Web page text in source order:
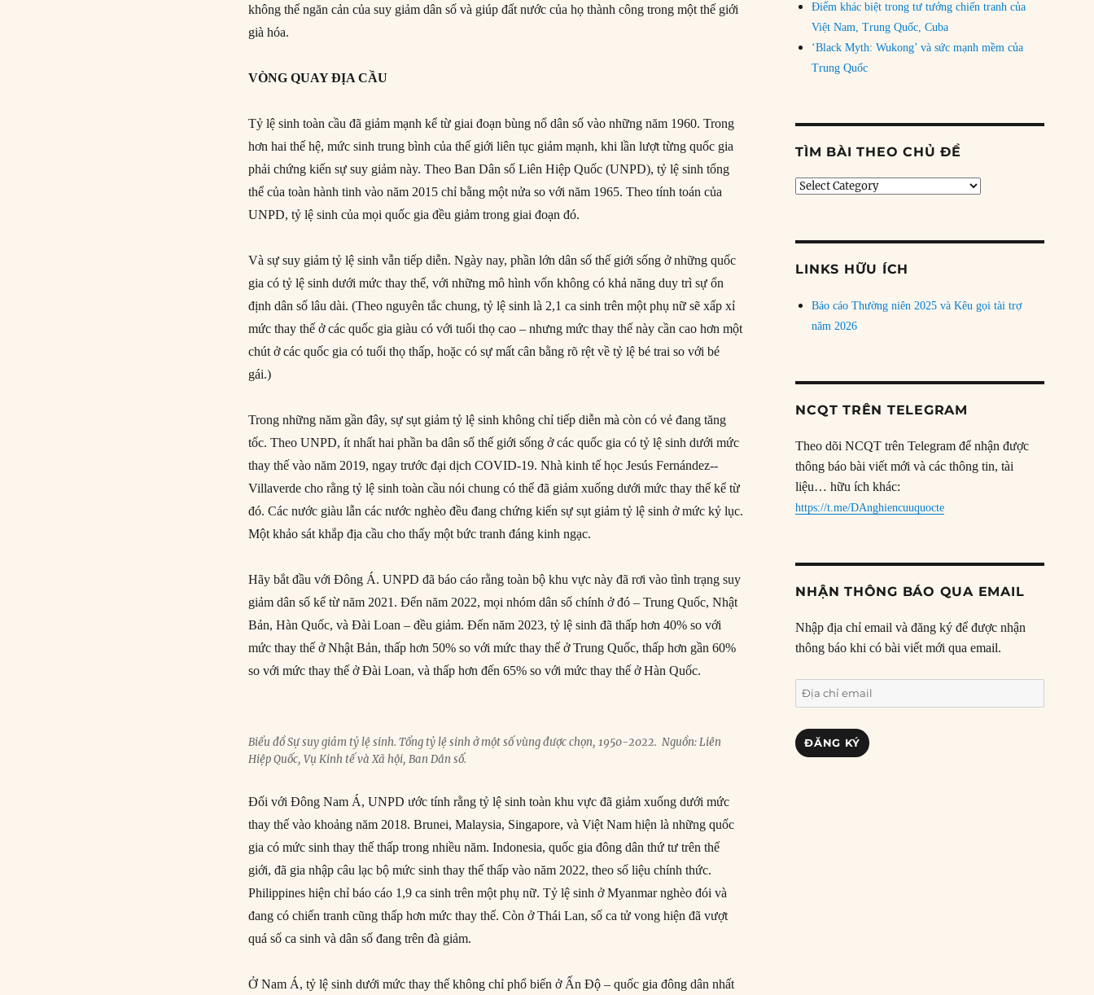
không thể ngăn cản của suy giảm dân số và giúp đất nước của họ thành công trong một thế giới
già hóa.
VÒNG QUAY ĐỊA CẦU
Tỷ lệ sinh toàn cầu đã giảm mạnh kể từ giai đoạn bùng nổ dân số vào những năm 1960. Trong
hơn hai thế hệ, mức sinh trung bình của thế giới liên tục giảm mạnh, khi lần lượt từng quốc gia
phải chứng kiến sự suy giảm này. Theo Ban Dân số Liên Hiệp Quốc (UNPD), tỷ lệ sinh tổng
thể của toàn hành tinh vào năm 2015 chỉ bằng một nửa so với năm 1965. Theo tính toán của
UNPD, tỷ lệ sinh của mọi quốc gia đều giảm trong giai đoạn đó.
Và sự suy giảm tỷ lệ sinh vẫn tiếp diễn. Ngày nay, phần lớn dân số thế giới sống ở những quốc
gia có tỷ lệ sinh dưới mức thay thế, với những mô hình vốn không có khả năng duy trì sự ổn
định dân số lâu dài. (Theo nguyên tắc chung, tỷ lệ sinh là 2,1 ca sinh trên một phụ nữ sẽ xấp xỉ
mức thay thế ở các quốc gia giàu có với tuổi thọ cao – nhưng mức thay thế này cần cao hơn một
chút ở các quốc gia có tuổi thọ thấp, hoặc có sự mất cân bằng rõ rệt về tỷ lệ bé trai so với bé
gái.)
Trong những năm gần đây, sự sụt giảm tỷ lệ sinh không chỉ tiếp diễn mà còn có vẻ đang tăng
tốc. Theo UNPD, ít nhất hai phần ba dân số thế giới sống ở các quốc gia có tỷ lệ sinh dưới mức
thay thế vào năm 2019, ngay trước đại dịch COVID-19. Nhà kinh tế học Jesús Fernández-­
Villaverde cho rằng tỷ lệ sinh toàn cầu nói chung có thể đã giảm xuống dưới mức thay thế kể từ
đó. Các nước giàu lẫn các nước nghèo đều đang chứng kiến sự sụt giảm tỷ lệ sinh ở mức kỷ lục.
Một khảo sát khắp địa cầu cho thấy một bức tranh đáng kinh ngạc.
Hãy bắt đầu với Đông Á. UNPD đã báo cáo rằng toàn bộ khu vực này đã rơi vào tình trạng suy
giảm dân số kể từ năm 2021. Đến năm 2022, mọi nhóm dân số chính ở đó – Trung Quốc, Nhật
Bản, Hàn Quốc, và Đài Loan – đều giảm. Đến năm 2023, tỷ lệ sinh đã thấp hơn 40% so với
mức thay thế ở Nhật Bản, thấp hơn 50% so với mức thay thế ở Trung Quốc, thấp hơn gần 60%
so với mức thay thế ở Đài Loan, và thấp hơn đến 65% so với mức thay thế ở Hàn Quốc.
Biểu đồ Sự suy giảm tỷ lệ sinh. Tổng tỷ lệ sinh ở một số vùng được chọn, 1950-2022. Nguồn: Liên
Hiệp Quốc, Vụ Kinh tế và Xã hội, Ban Dân số.
Đối với Đông Nam Á, UNPD ước tính rằng tỷ lệ sinh toàn khu vực đã giảm xuống dưới mức
thay thế vào khoảng năm 2018. Brunei, Malaysia, Singapore, và Việt Nam hiện là những quốc
gia có mức sinh thay thế thấp trong nhiều năm. Indonesia, quốc gia đông dân thứ tư trên thế
giới, đã gia nhập câu lạc bộ mức sinh thay thế thấp vào năm 2022, theo số liệu chính thức.
Philippines hiện chỉ báo cáo 1,9 ca sinh trên một phụ nữ. Tỷ lệ sinh ở Myanmar nghèo đói và
đang có chiến tranh cũng thấp hơn mức thay thế. Còn ở Thái Lan, số ca tử vong hiện đã vượt
quá số ca sinh và dân số đang trên đà giảm.
Ở Nam Á, tỷ lệ sinh dưới mức thay thế không chỉ phổ biến ở Ấn Độ – quốc gia đông dân nhất
Điểm khác biệt trong tư tưởng chiến tranh của
Việt Nam, Trung Quốc, Cuba
‘Black Myth: Wukong’ và sức mạnh mềm của
Trung Quốc
TÌM BÀI THEO CHỦ ĐỀ
Tìm
LINKS HỮU ÍCH
Báo cáo Thường niên 2025 và Kêu gọi tài trợ
năm 2026
NCQT TRÊN TELEGRAM
Theo dõi NCQT trên Telegram để nhận được
thông báo bài viết mới và các thông tin, tài
liệu… hữu ích khác:
https://t.me/DAnghiencuuquocte
NHẬN THÔNG BÁO QUA EMAIL
Nhập địa chỉ email và đăng ký để được nhận
thông báo khi có bài viết mới qua email.
Địa
chỉ
email
ĐĂNG KÝ